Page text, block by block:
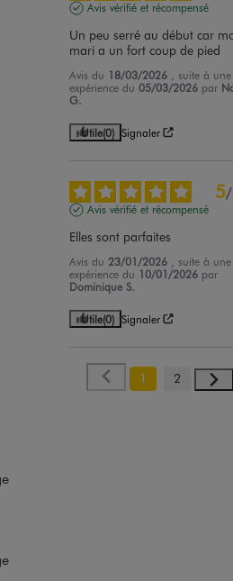
Avis vérifié et récompensé
Un peu serré au début car
mari a un fort coup de pied
Avis du 18/03/2026
, suite à une
expérience du05/03/2026 par
G.
Utile(0) Signaler
5/
Avis vérifié et récompensé
Elles sont parfaites
Avis du 23/01/2026
, suite à une
expérience du 10/01/2026 par
Dominique S.
Utile(0) Signaler
1 2